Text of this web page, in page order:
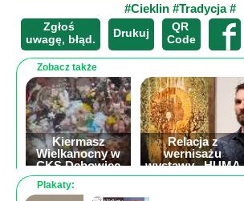
Dom
Ogłoszenia
Rozrywka
Poznaj
nas
Regulamin
ciacho
#Cieklin#Tradycja#
Zgłoś
uwagę, błąd.
Drukuj
QR
Code
Zobacz także
Kiermasz
Wielkanocny w
CKS Dębowiec
Relacja z
wernisażu
wystawy „HUMA
FABRICI” Dawida
Plakaty: